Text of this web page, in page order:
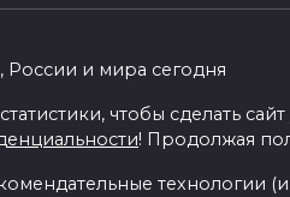
и мира сегодня
чтобы сделать
! Продолжая
технологии